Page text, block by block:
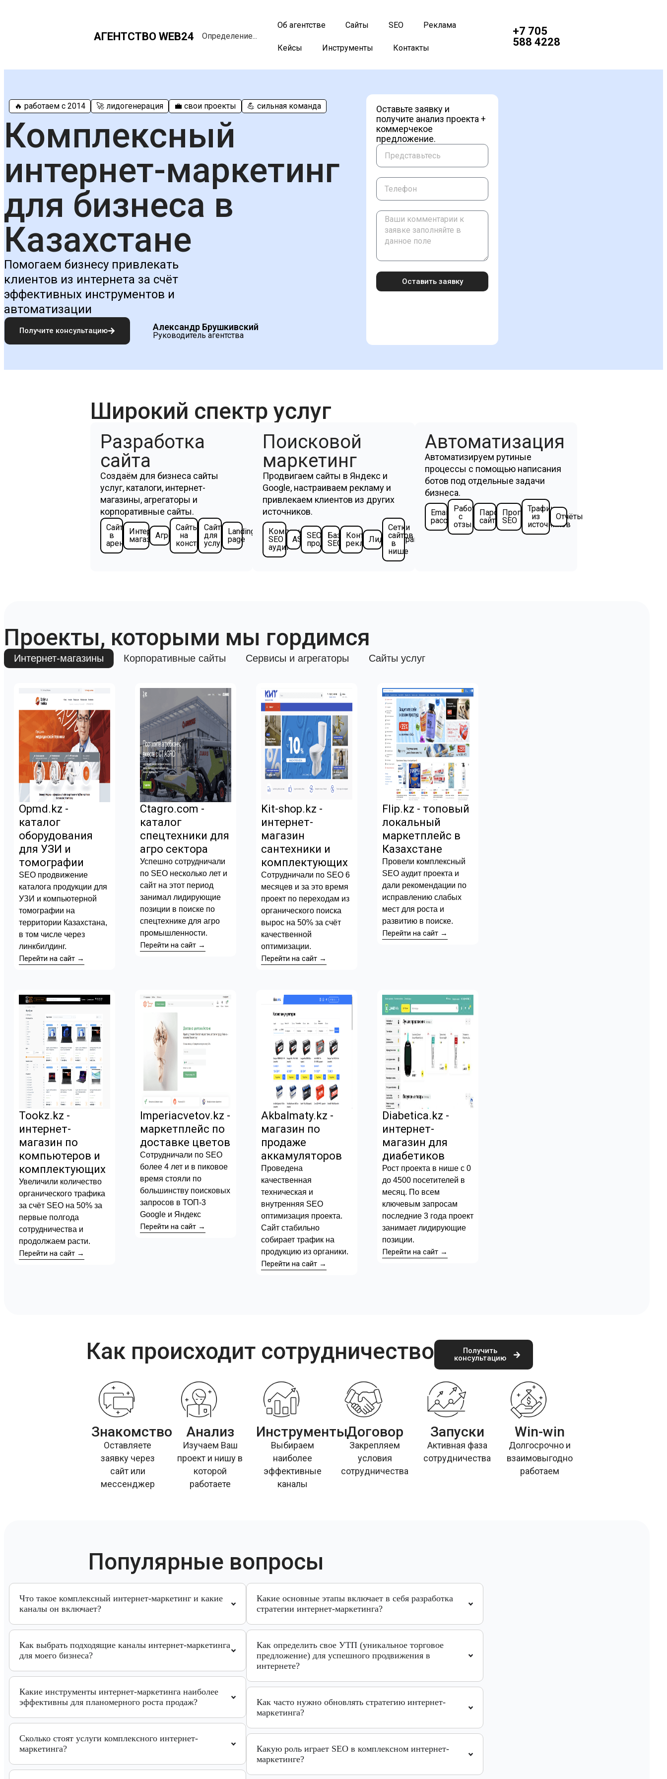
АГЕНТСТВО WEB24 Определение...
Об агентстве Сайты SEO Реклама
Кейсы Инструменты Контакты
+7 705
588 4228
🔥 работаем с 2014 🚀 лидогенерация 💼 свои проекты 💪 сильная команда
Комплексный
интернет-маркетинг
для бизнеса в
Казахстане
Помогаем бизнесу привлекать
клиентов из интернета за счёт
эффективных инструментов и
автоматизации
Получите консультацию Александр Брушкивский
Руководитель агентства
Оставьте заявку и
получите анализ проекта +
коммерчекое
предложение.
Оставить заявку
Широкий спектр услуг
Разработка
сайта
Создаём для бизнеса сайты
услуг, каталоги, интернет-
магазины, агрегаторы и
корпоративные сайты.
Сайты
в
аренду
Интернет-
магазиныАгрегаторы
Сайты
на
конструкторе
Сайты
для
услуг
Landing
page
Поисковой
маркетинг
Продвигаем сайты в Яндекс и
Google, настраиваем рекламу и
привлекаем клиентов из других
источников.
Комплексный
SEO
аудит
ASOSEO
продвижение
Базовое
SEO
Контекстная
рекламаЛидогенерация
Сетки
сайтов
в
нише
Автоматизация
Автоматизируем рутиные
процессы с помощью написания
ботов под отдельные задачи
бизнеса.
Email
рассылка
Работа
с
отзывами
Парсинг
сайтов
Программное
SEO
Трафик
из
источников
Отчёты
Проекты, которыми мы гордимся
Интернет-магазины Корпоративные сайты Сервисы и агрегаторы Сайты услуг
Opmd.kz -
каталог
оборудования
для УЗИ и
томографии
SEO продвижение
каталога продукции для
УЗИ и компьютерной
томографии на
территории Казахстана,
в том числе через
линкбилдинг.
Перейти на сайт →
Ctagro.com -
каталог
спецтехники для
агро сектора
Успешно сотрудничали
по SEO несколько лет и
сайт на этот период
занимал лидирующие
позиции в поиске по
спецтехнике для агро
промышленности.
Перейти на сайт →
Kit-shop.kz -
интернет-
магазин
сантехники и
комплектующих
Сотрудничали по SEO 6
месяцев и за это время
проект по переходам из
органического поиска
вырос на 50% за счёт
качественной
оптимизации.
Перейти на сайт →
Flip.kz - топовый
локальный
маркетплейс в
Казахстане
Провели комплексный
SEO аудит проекта и
дали рекомендации по
исправлению слабых
мест для роста и
развитию в поиске.
Перейти на сайт →
Tookz.kz -
интернет-
магазин по
компьютеров и
комплектующих
Увеличили количество
органического трафика
за счёт SEO на 50% за
первые полгода
сотрудничества и
продолжаем расти.
Перейти на сайт →
Imperiacvetov.kz -
маркетплейс по
доставке цветов
Сотрудничали по SEO
более 4 лет и в пиковое
время стояли по
большинству поисковых
запросов в ТОП-3
Google и Яндекс
Перейти на сайт →
Akbalmaty.kz -
магазин по
продаже
аккамуляторов
Проведена
качественная
техническая и
внутренняя SEO
оптимизация проекта.
Сайт стабильно
собирает трафик на
продукцию из органики.
Перейти на сайт →
Diabetica.kz -
интернет-
магазин для
диабетиков
Рост проекта в нише с 0
до 4500 посетителей в
месяц. По всем
ключевым запросам
последние 3 года проект
занимает лидирующие
позиции.
Перейти на сайт →
Как происходит сотрудничество
Получить
консультацию
Знакомство
Оставляете
заявку через
сайт или
мессенджер
Анализ
Изучаем Ваш
проект и нишу в
которой
работаете
Инструменты
Выбираем
наиболее
эффективные
каналы
Договор
Закрепляем
условия
сотрудничества
Запуски
Активная фаза
сотрудничества
Win-win
Долгосрочно и
взаимовыгодно
работаем
Популярные вопросы
Что такое комплексный интернет-маркетинг и какие
каналы он включает?
Как выбрать подходящие каналы интернет-маркетинга
для моего бизнеса?
Какие инструменты интернет-маркетинга наиболее
эффективны для планомерного роста продаж?
Сколько стоят услуги комплексного интернет-
маркетинга?
Какие основные этапы включает в себя разработка
стратегии интернет-маркетинга?
Как определить свое УТП (уникальное торговое
предложение) для успешного продвижения в
интернете?
Как часто нужно обновлять стратегию интернет-
маркетинга?
Какую роль играет SEO в комплексном интернет-
маркетинге?